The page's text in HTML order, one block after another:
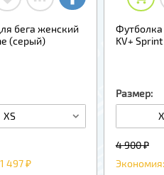
бега женский
(серый)
XS
497 ₽
Футболка
KV+
Размер:
4 900 ₽